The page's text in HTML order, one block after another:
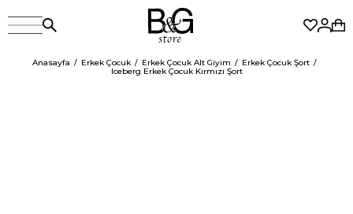
Anasayfa Erkek Çocuk Erkek Çocuk Alt Giyim
Erkek Çocuk Şort
Iceberg Erkek Çocuk Kırmızı Şort